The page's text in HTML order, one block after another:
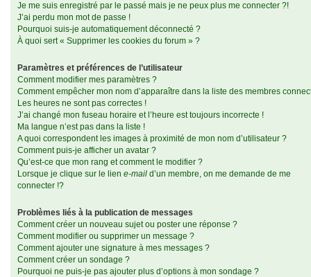
Je me suis enregistré par le passé mais je ne peux plus me connecter ?!
J’ai perdu mon mot de passe !
Pourquoi suis-je automatiquement déconnecté ?
À quoi sert « Supprimer les cookies du forum » ?
Paramètres et préférences de l’utilisateur
Comment modifier mes paramètres ?
Comment empêcher mon nom d’apparaître dans la liste des membres
Les heures ne sont pas correctes !
J’ai changé mon fuseau horaire et l’heure est toujours incorrecte !
Ma langue n’est pas dans la liste !
A quoi correspondent les images à proximité de mon nom d’utilisateur ?
Comment puis-je afficher un avatar ?
Qu’est-ce que mon rang et comment le modifier ?
Lorsque je clique sur le lien e-mail d’un membre, on me demande de me
connecter !?
Problèmes liés à la publication de messages
Comment créer un nouveau sujet ou poster une réponse ?
Comment modifier ou supprimer un message ?
Comment ajouter une signature à mes messages ?
Comment créer un sondage ?
Pourquoi ne puis-je pas ajouter plus d’options à mon sondage ?